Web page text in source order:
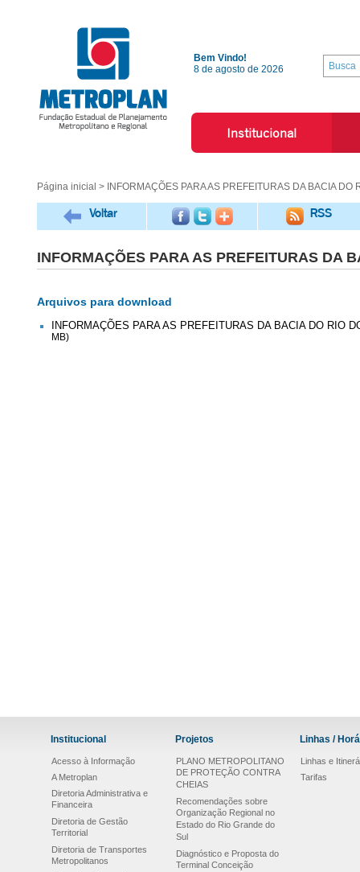
Bem Vindo!
8 de agosto de 2026
Institucional
Página inicial > INFORMAÇÕES PARA AS PREFEITURAS DA BACIA DO
Voltar RSS
INFORMAÇÕES PARA AS PREFEITURAS DA
Arquivos para download
INFORMAÇÕES PARA AS PREFEITURAS DA BACIA DO RIO
MB)
Institucional
Acesso à Informação
A Metroplan
Diretoria Administrativa e
Financeira
Diretoria de Gestão
Territorial
Diretoria de Transportes
Metropolitanos
Projetos
PLANO METROPOLITANO
DE PROTEÇÃO CONTRA
CHEIAS
Recomendações sobre
Organização Regional no
Estado do Rio Grande do
Sul
Diagnóstico e Proposta do
Terminal Conceição
Linhas /
Linhas e
Tarifas